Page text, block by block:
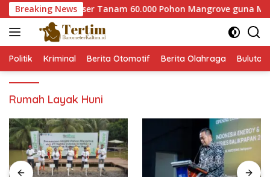
Langsung
ke
konten
Breaking News
Pemkab Paser Tanam 60.000 Pohon Mangrove guna
Politik Kriminal Berita Otomotif Berita Olahraga
Rumah Layak Huni